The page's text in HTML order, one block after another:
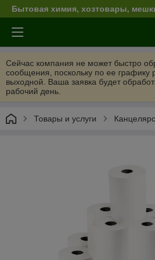
Бытовая химия, хозтовары,
Сейчас компания не может быстро
сообщения, поскольку по ее графику
выходной. Ваша заявка будет
рабочий день.
Товары и услуги